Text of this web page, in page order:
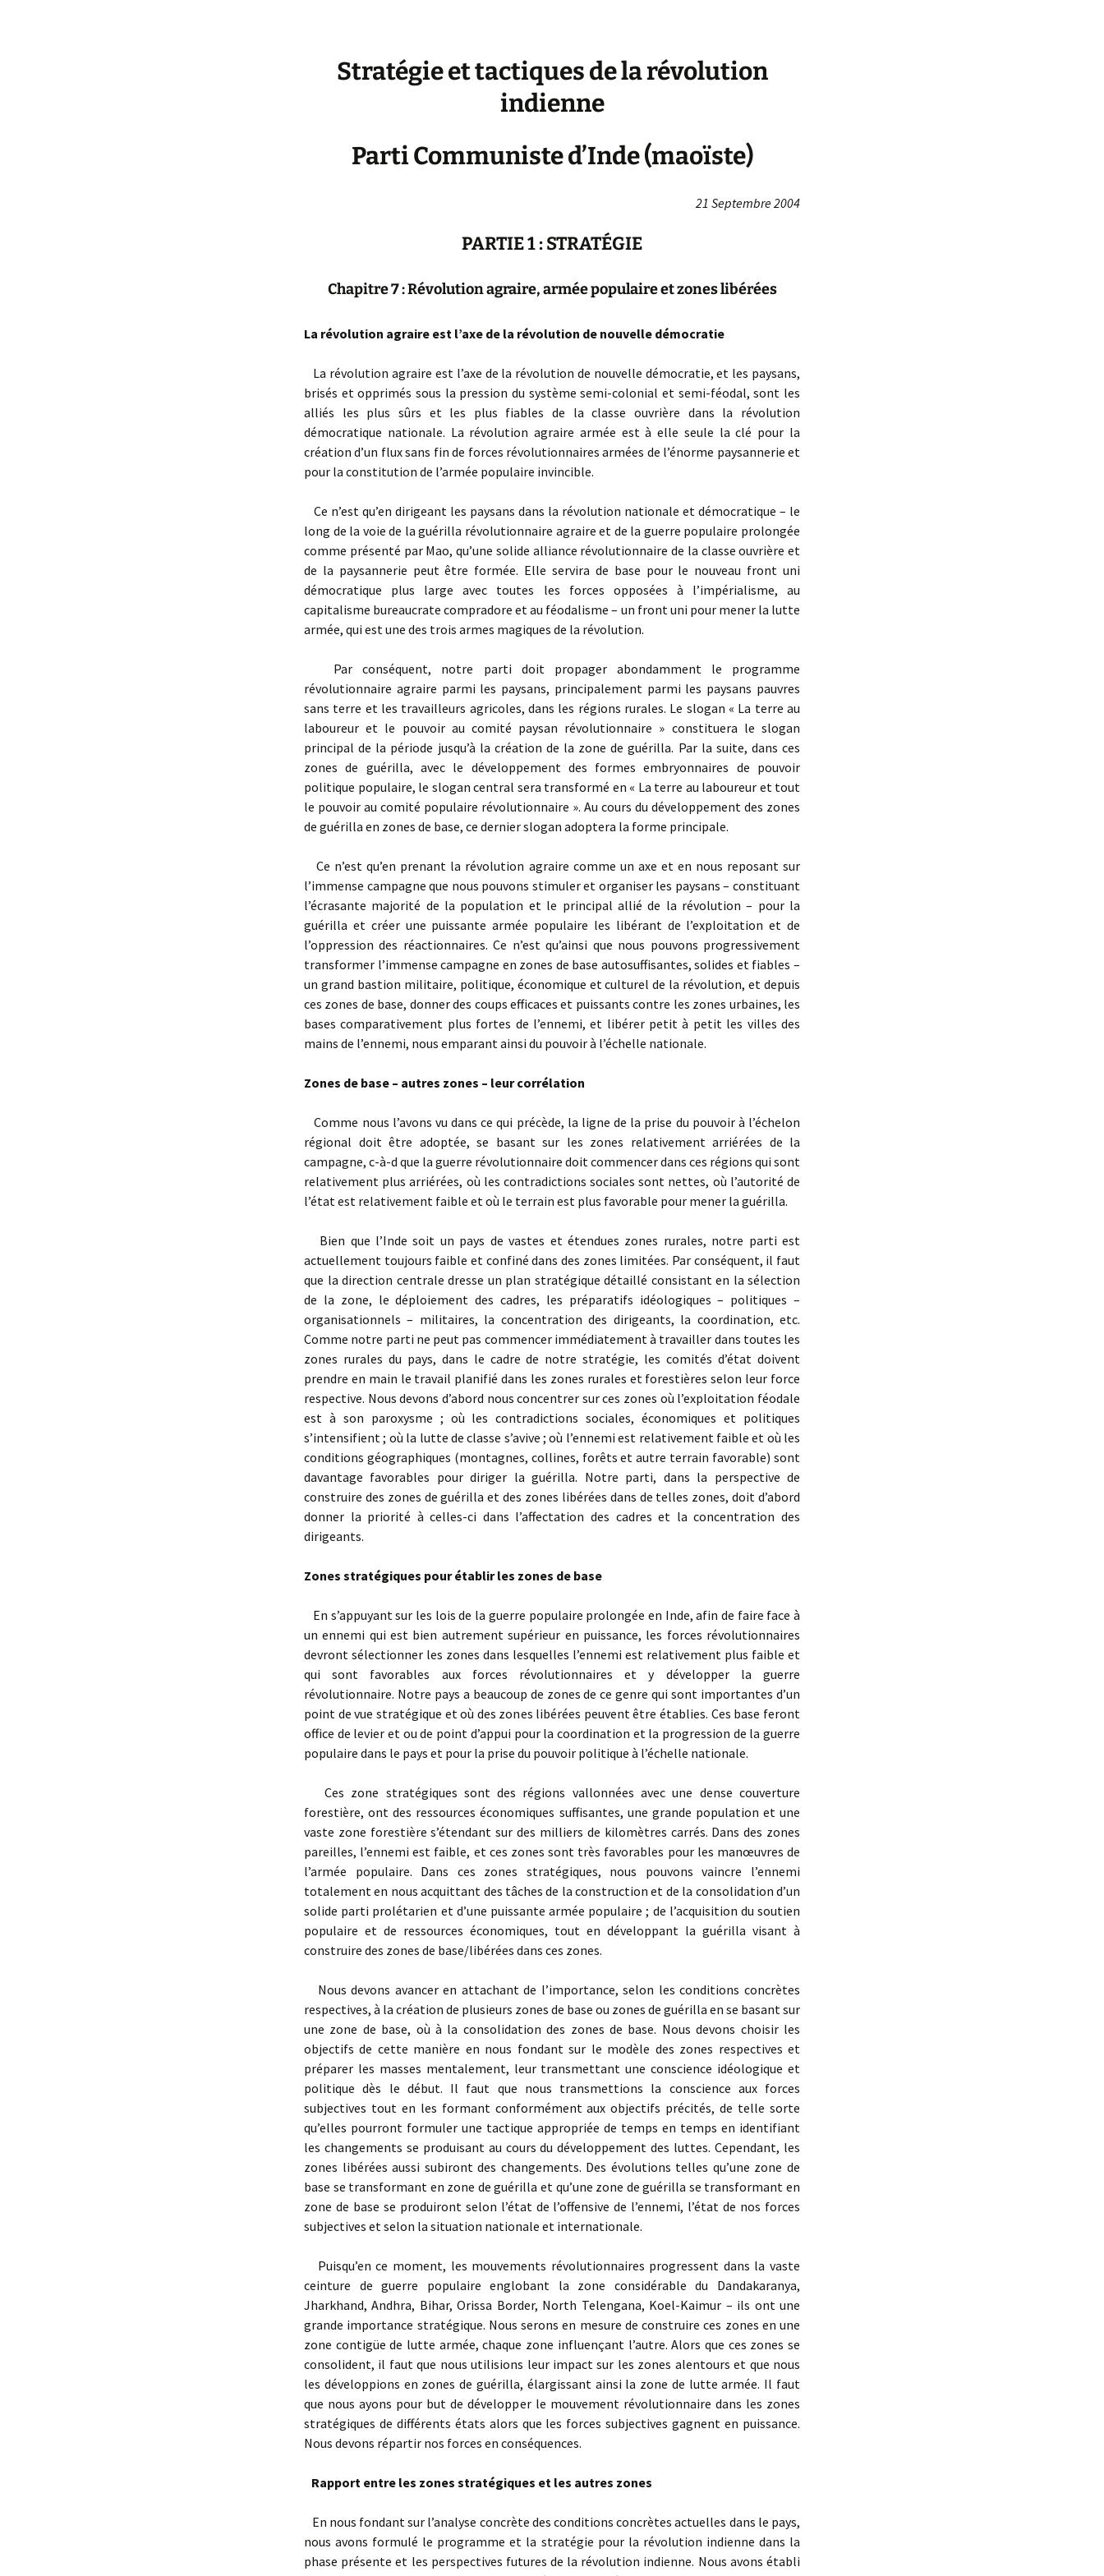
Stratégie et tactiques de la révolution
indienne
Parti Communiste d’Inde (maoïste)
21 Septembre 2004
PARTIE 1 : STRATÉGIE
Chapitre 7 : Révolution agraire, armée populaire et zones libérées
La révolution agraire est l’axe de la révolution de nouvelle démocratie
La révolution agraire est l’axe de la révolution de nouvelle démocratie, et les paysans,
brisés et opprimés sous la pression du système semi-colonial et semi-féodal, sont les
alliés les plus sûrs et les plus fiables de la classe ouvrière dans la révolution
démocratique nationale. La révolution agraire armée est à elle seule la clé pour la
création d’un flux sans fin de forces révolutionnaires armées de l’énorme paysannerie et
pour la constitution de l’armée populaire invincible.
Ce n’est qu’en dirigeant les paysans dans la révolution nationale et démocratique – le
long de la voie de la guérilla révolutionnaire agraire et de la guerre populaire prolongée
comme présenté par Mao, qu’une solide alliance révolutionnaire de la classe ouvrière et
de la paysannerie peut être formée. Elle servira de base pour le nouveau front uni
démocratique plus large avec toutes les forces opposées à l’impérialisme, au
capitalisme bureaucrate compradore et au féodalisme – un front uni pour mener la lutte
armée, qui est une des trois armes magiques de la révolution.
Par conséquent, notre parti doit propager abondamment le programme
révolutionnaire agraire parmi les paysans, principalement parmi les paysans pauvres
sans terre et les travailleurs agricoles, dans les régions rurales. Le slogan « La terre au
laboureur et le pouvoir au comité paysan révolutionnaire » constituera le slogan
principal de la période jusqu’à la création de la zone de guérilla. Par la suite, dans ces
zones de guérilla, avec le développement des formes embryonnaires de pouvoir
politique populaire, le slogan central sera transformé en « La terre au laboureur et tout
le pouvoir au comité populaire révolutionnaire ». Au cours du développement des zones
de guérilla en zones de base, ce dernier slogan adoptera la forme principale.
Ce n’est qu’en prenant la révolution agraire comme un axe et en nous reposant sur
l’immense campagne que nous pouvons stimuler et organiser les paysans – constituant
l’écrasante majorité de la population et le principal allié de la révolution – pour la
guérilla et créer une puissante armée populaire les libérant de l’exploitation et de
l’oppression des réactionnaires. Ce n’est qu’ainsi que nous pouvons progressivement
transformer l’immense campagne en zones de base autosuffisantes, solides et fiables –
un grand bastion militaire, politique, économique et culturel de la révolution, et depuis
ces zones de base, donner des coups efficaces et puissants contre les zones urbaines, les
bases comparativement plus fortes de l’ennemi, et libérer petit à petit les villes des
mains de l’ennemi, nous emparant ainsi du pouvoir à l’échelle nationale.
Zones de base – autres zones – leur corrélation
Comme nous l’avons vu dans ce qui précède, la ligne de la prise du pouvoir à l’échelon
régional doit être adoptée, se basant sur les zones relativement arriérées de la
campagne, c-à-d que la guerre révolutionnaire doit commencer dans ces régions qui sont
relativement plus arriérées, où les contradictions sociales sont nettes, où l’autorité de
l’état est relativement faible et où le terrain est plus favorable pour mener la guérilla.
Bien que l’Inde soit un pays de vastes et étendues zones rurales, notre parti est
actuellement toujours faible et confiné dans des zones limitées. Par conséquent, il faut
que la direction centrale dresse un plan stratégique détaillé consistant en la sélection
de la zone, le déploiement des cadres, les préparatifs idéologiques – politiques –
organisationnels – militaires, la concentration des dirigeants, la coordination, etc.
Comme notre parti ne peut pas commencer immédiatement à travailler dans toutes les
zones rurales du pays, dans le cadre de notre stratégie, les comités d’état doivent
prendre en main le travail planifié dans les zones rurales et forestières selon leur force
respective. Nous devons d’abord nous concentrer sur ces zones où l’exploitation féodale
est à son paroxysme ; où les contradictions sociales, économiques et politiques
s’intensifient ; où la lutte de classe s’avive ; où l’ennemi est relativement faible et où les
conditions géographiques (montagnes, collines, forêts et autre terrain favorable) sont
davantage favorables pour diriger la guérilla. Notre parti, dans la perspective de
construire des zones de guérilla et des zones libérées dans de telles zones, doit d’abord
donner la priorité à celles-ci dans l’affectation des cadres et la concentration des
dirigeants.
Zones stratégiques pour établir les zones de base
En s’appuyant sur les lois de la guerre populaire prolongée en Inde, afin de faire face à
un ennemi qui est bien autrement supérieur en puissance, les forces révolutionnaires
devront sélectionner les zones dans lesquelles l’ennemi est relativement plus faible et
qui sont favorables aux forces révolutionnaires et y développer la guerre
révolutionnaire. Notre pays a beaucoup de zones de ce genre qui sont importantes d’un
point de vue stratégique et où des zones libérées peuvent être établies. Ces base feront
office de levier et ou de point d’appui pour la coordination et la progression de la guerre
populaire dans le pays et pour la prise du pouvoir politique à l’échelle nationale.
Ces zone stratégiques sont des régions vallonnées avec une dense couverture
forestière, ont des ressources économiques suffisantes, une grande population et une
vaste zone forestière s’étendant sur des milliers de kilomètres carrés. Dans des zones
pareilles, l’ennemi est faible, et ces zones sont très favorables pour les manœuvres de
l’armée populaire. Dans ces zones stratégiques, nous pouvons vaincre l’ennemi
totalement en nous acquittant des tâches de la construction et de la consolidation d’un
solide parti prolétarien et d’une puissante armée populaire ; de l’acquisition du soutien
populaire et de ressources économiques, tout en développant la guérilla visant à
construire des zones de base/libérées dans ces zones.
Nous devons avancer en attachant de l’importance, selon les conditions concrètes
respectives, à la création de plusieurs zones de base ou zones de guérilla en se basant sur
une zone de base, où à la consolidation des zones de base. Nous devons choisir les
objectifs de cette manière en nous fondant sur le modèle des zones respectives et
préparer les masses mentalement, leur transmettant une conscience idéologique et
politique dès le début. Il faut que nous transmettions la conscience aux forces
subjectives tout en les formant conformément aux objectifs précités, de telle sorte
qu’elles pourront formuler une tactique appropriée de temps en temps en identifiant
les changements se produisant au cours du développement des luttes. Cependant, les
zones libérées aussi subiront des changements. Des évolutions telles qu’une zone de
base se transformant en zone de guérilla et qu’une zone de guérilla se transformant en
zone de base se produiront selon l’état de l’offensive de l’ennemi, l’état de nos forces
subjectives et selon la situation nationale et internationale.
Puisqu’en ce moment, les mouvements révolutionnaires progressent dans la vaste
ceinture de guerre populaire englobant la zone considérable du Dandakaranya,
Jharkhand, Andhra, Bihar, Orissa Border, North Telengana, Koel-Kaimur – ils ont une
grande importance stratégique. Nous serons en mesure de construire ces zones en une
zone contigüe de lutte armée, chaque zone influençant l’autre. Alors que ces zones se
consolident, il faut que nous utilisions leur impact sur les zones alentours et que nous
les développions en zones de guérilla, élargissant ainsi la zone de lutte armée. Il faut
que nous ayons pour but de développer le mouvement révolutionnaire dans les zones
stratégiques de différents états alors que les forces subjectives gagnent en puissance.
Nous devons répartir nos forces en conséquences.
Rapport entre les zones stratégiques et les autres zones
En nous fondant sur l’analyse concrète des conditions concrètes actuelles dans le pays,
nous avons formulé le programme et la stratégie pour la révolution indienne dans la
phase présente et les perspectives futures de la révolution indienne. Nous avons établi